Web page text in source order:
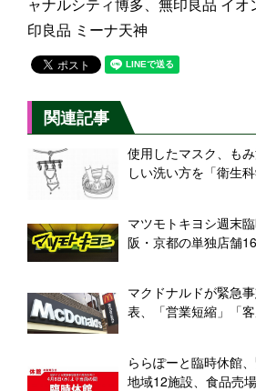
ャナルシティ博多、無印良品 イ
印良品 ミーナ天神
関連記事
使用したマスク、も
しい洗い方を「衛生
マツモトキヨシ週末
阪・京都の単独店舗
マクドナルドが緊急
表、「営業短縮」「
ららぽーと臨時休館
地域12施設、食品売